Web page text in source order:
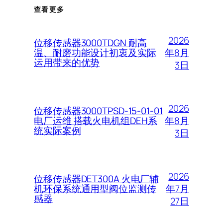
查看更多
位移传感器3000TDGN 耐高
温、耐磨功能设计初衷及实际
运用带来的优势
2026
年8月
3日
位移传感器3000TPSD-15-01-01
电厂运维 搭载火电机组DEH系
统实际案例
2026
年8月
3日
位移传感器DET300A 火电厂辅
机环保系统通用型阀位监测传
感器
2026
年7月
27日